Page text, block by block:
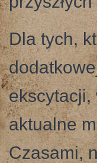
Dla tych,
ekscytacji,
aktualne
Czasami,